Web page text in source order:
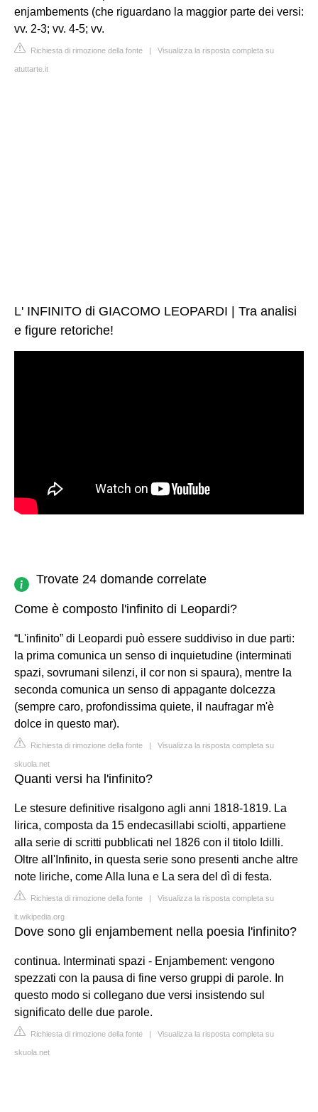
enjambements (che riguardano la maggior parte dei versi:
vv. 2-3; vv. 4-5; vv.
Richiesta di rimozione della fonte | Visualizza la risposta completa su
atuttarte.it
L' INFINITO di GIACOMO LEOPARDI | Tra analisi
e figure retoriche!
Trovate 24 domande correlate
Come è composto l'infinito di Leopardi?
“L'infinito” di Leopardi può essere suddiviso in due parti:
la prima comunica un senso di inquietudine (interminati
spazi, sovrumani silenzi, il cor non si spaura), mentre la
seconda comunica un senso di appagante dolcezza
(sempre caro, profondissima quiete, il naufragar m'è
dolce in questo mar).
Richiesta di rimozione della fonte | Visualizza la risposta completa su
skuola.net
Quanti versi ha l'infinito?
Le stesure definitive risalgono agli anni 1818-1819. La
lirica, composta da 15 endecasillabi sciolti, appartiene
alla serie di scritti pubblicati nel 1826 con il titolo Idilli.
Oltre all'Infinito, in questa serie sono presenti anche altre
note liriche, come Alla luna e La sera del dì di festa.
Richiesta di rimozione della fonte | Visualizza la risposta completa su
it.wikipedia.org
Dove sono gli enjambement nella poesia l'infinito?
continua. Interminati spazi - Enjambement: vengono
spezzati con la pausa di fine verso gruppi di parole. In
questo modo si collegano due versi insistendo sul
significato delle due parole.
Richiesta di rimozione della fonte | Visualizza la risposta completa su
skuola.net